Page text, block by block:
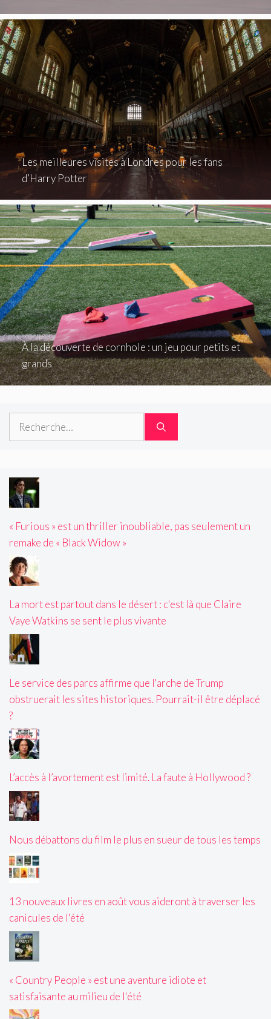
Les meilleures visites à Londres pour les fans
d’Harry Potter
À la découverte de cornhole : un jeu pour petits et
grands
Rechercher :
« Furious » est un thriller inoubliable, pas seulement un
remake de « Black Widow »
La mort est partout dans le désert : c'est là que Claire
Vaye Watkins se sent le plus vivante
Le service des parcs affirme que l'arche de Trump
obstruerait les sites historiques. Pourrait-il être déplacé
?
L’accès à l’avortement est limité. La faute à Hollywood ?
Nous débattons du film le plus en sueur de tous les temps
13 nouveaux livres en août vous aideront à traverser les
canicules de l'été
« Country People » est une aventure idiote et
satisfaisante au milieu de l'été